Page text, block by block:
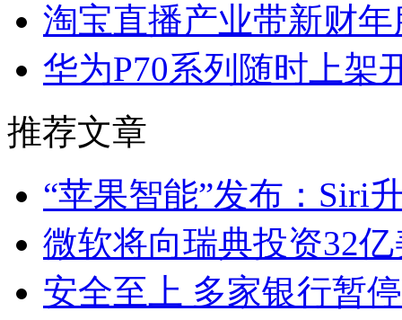
淘宝直播产业带新财
华为P70系列随时上架
推荐文章
“苹果智能”发布：Siri
微软将向瑞典投资32
安全至上 多家银行暂